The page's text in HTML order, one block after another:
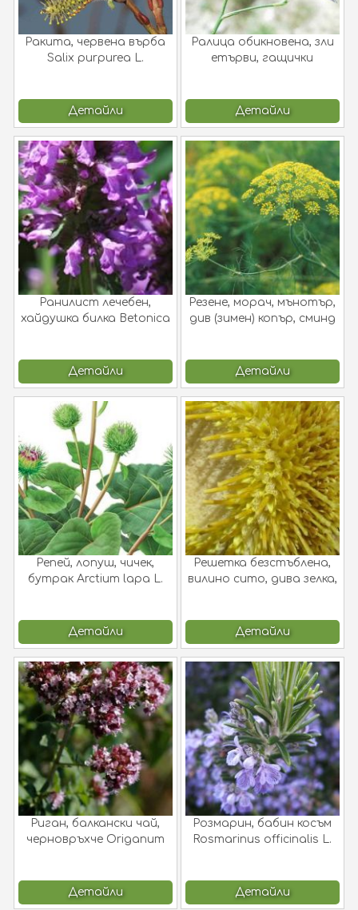
Ракита, червена върба
Salix purpurea L.
Детайли
Ралица обикновена, зли
етърви, гащички
Gray) !
Детайли
Ранилист лечебен,
хайдушка билка Betonica
Детайли
Резене, морач, мънотър,
див (зимен) копър, сминд
Детайли
Репей, лопуш, чичек,
бутрак Arctium lapa L.
Детайли
Решетка безстъблена,
вилино сито, дива зелка,
Детайли
Риган, балкански чай,
черновръхче Origanum
Детайли
Розмарин, бабин косъм
Rosmarinus officinalis L.
Детайли